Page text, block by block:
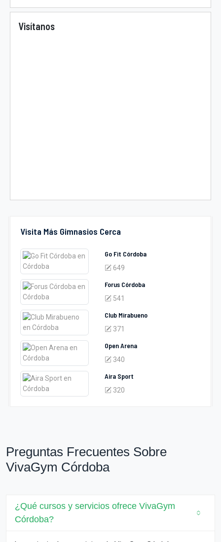
Visita Más Gimnasios Cerca
Go Fit Córdoba
649
Forus Córdoba
541
Club Mirabueno
371
Open Arena
340
Aira Sport
320
Visítanos
Preguntas Frecuentes Sobre
VivaGym Córdoba
¿Qué cursos y servicios ofrece VivaGym
Córdoba?